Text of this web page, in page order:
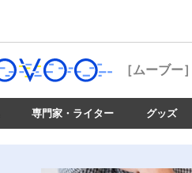
［ムーブー］
専門家・ライター グッズ